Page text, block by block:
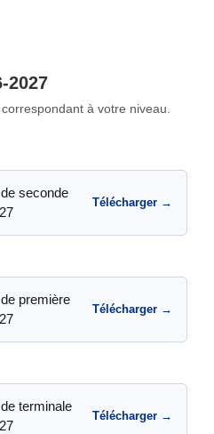
2027
à votre niveau.
seconde
Télécharger →
première
Télécharger →
terminale
Télécharger →